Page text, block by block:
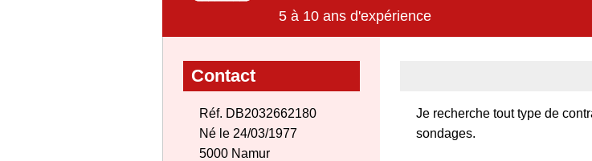
5 à 10 ans d'expérience
Contact
Réf. DB2032662180
Né le 24/03/1977
5000 Namur
Je recherche tout type de
sondages.